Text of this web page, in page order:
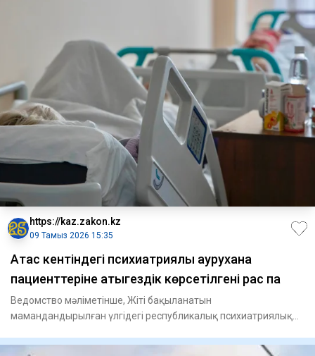
https://kaz.zakon.kz
09 Тамыз 2026 15:35
Ақтас кентіндегі психиатриялық аурухана
пациенттеріне қатыгездік көрсетілгені рас па
Ведомство мәліметінше, Жіті бақыланатын
мамандандырылған үлгідегі республикалық психиатриялық